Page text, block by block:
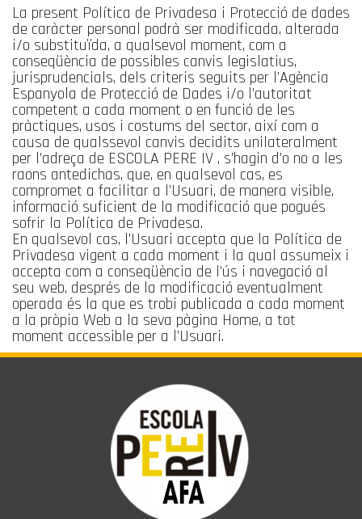
La present Política de Privadesa i Protecció de dades
de caràcter personal podrà ser modificada, alterada
i/o substituïda, a qualsevol moment, com a
conseqüència de possibles canvis legislatius,
jurisprudencials, dels criteris seguits per l’Agència
Espanyola de Protecció de Dades i/o l’autoritat
competent a cada moment o en funció de les
pràctiques, usos i costums del sector, així com a
causa de qualssevol canvis decidits unilateralment
per l’adreça de ESCOLA PERE IV , s’hagin d’o no a les
raons antedichas, que, en qualsevol cas, es
compromet a facilitar a l’Usuari, de manera visible,
informació suficient de la modificació que pogués
sofrir la Política de Privadesa.
En qualsevol cas, l’Usuari accepta que la Política de
Privadesa vigent a cada moment i la qual assumeix i
accepta com a conseqüència de l’ús i navegació al
seu web, després de la modificació eventualment
operada és la que es trobi publicada a cada moment
a la pròpia Web a la seva pàgina Home, a tot
moment accessible per a l’Usuari.